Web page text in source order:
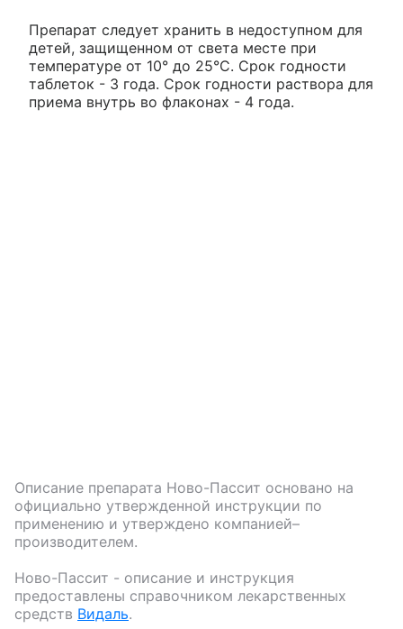
Препарат следует хранить в недоступном для
детей, защищенном от света месте при
температуре от 10° до 25°C. Срок годности
таблеток - 3 года. Срок годности раствора для
приема внутрь во флаконах - 4 года.
Описание препарата Ново-Пассит основано на
официально утвержденной инструкции по
применению и утверждено компанией–
производителем.
Ново-Пассит - описание и инструкция
предоставлены справочником лекарственных
средств Видаль.